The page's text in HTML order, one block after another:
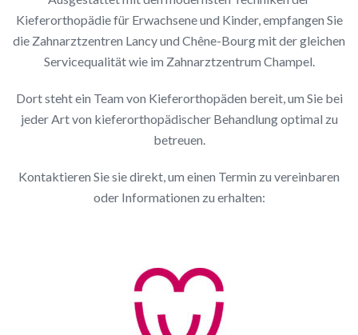
Kieferorthopädie für Erwachsene und Kinder, empfangen Sie
die Zahnarztzentren Lancy und Chêne-Bourg mit der gleichen
Servicequalität wie im Zahnarztzentrum Champel.
Dort steht ein Team von Kieferorthopäden bereit, um Sie bei
jeder Art von kieferorthopädischer Behandlung optimal zu
betreuen.
Kontaktieren Sie sie direkt, um einen Termin zu vereinbaren
oder Informationen zu erhalten: